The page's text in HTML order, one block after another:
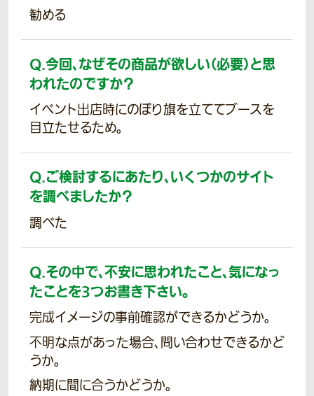
勧める
Q.今回、なぜその商品が欲しい（必要）と思
われたのですか？
イベント出店時にのぼり旗を立ててブースを
目立たせるため。
Q.ご検討するにあたり、いくつかのサイト
を調べましたか？
調べた
Q.その中で、不安に思われたこと、気になっ
たことを3つお書き下さい。
完成イメージの事前確認ができるかどうか。
不明な点があった場合、問い合わせできるかど
うか。
納期に間に合うかどうか。